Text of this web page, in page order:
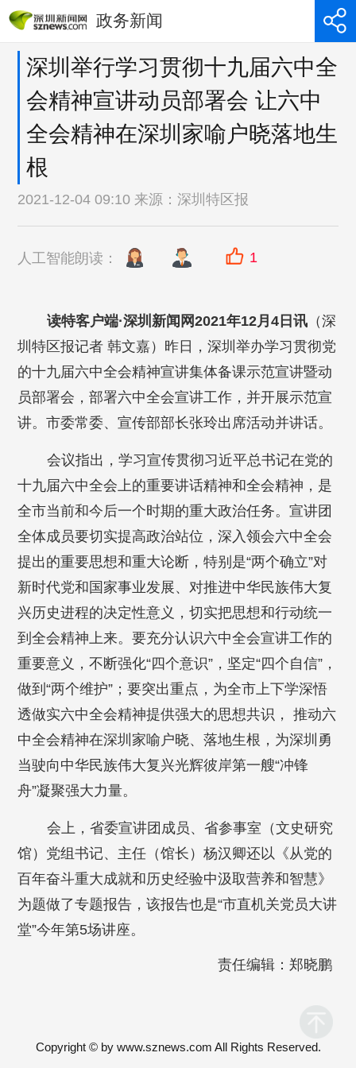
政务新闻
深圳举行学习贯彻十九届六中全
会精神宣讲动员部署会 让六中
全会精神在深圳家喻户晓落地生
根
2021-12-04 09:10 来源：深圳特区报
人工智能朗读： 1
读特客户端·深圳新闻网2021年12月4日讯（深
圳特区报记者 韩文嘉）昨日，深圳举办学习贯彻党
的十九届六中全会精神宣讲集体备课示范宣讲暨动
员部署会，部署六中全会宣讲工作，并开展示范宣
讲。市委常委、宣传部部长张玲出席活动并讲话。
会议指出，学习宣传贯彻习近平总书记在党的
十九届六中全会上的重要讲话精神和全会精神，是
全市当前和今后一个时期的重大政治任务。宣讲团
全体成员要切实提高政治站位，深入领会六中全会
提出的重要思想和重大论断，特别是“两个确立”对
新时代党和国家事业发展、对推进中华民族伟大复
兴历史进程的决定性意义，切实把思想和行动统一
到全会精神上来。要充分认识六中全会宣讲工作的
重要意义，不断强化“四个意识”，坚定“四个自信”，
做到“两个维护”；要突出重点，为全市上下学深悟
透做实六中全会精神提供强大的思想共识， 推动六
中全会精神在深圳家喻户晓、落地生根，为深圳勇
当驶向中华民族伟大复兴光辉彼岸第一艘“冲锋
舟”凝聚强大力量。
会上，省委宣讲团成员、省参事室（文史研究
馆）党组书记、主任（馆长）杨汉卿还以《从党的
百年奋斗重大成就和历史经验中汲取营养和智慧》
为题做了专题报告，该报告也是“市直机关党员大讲
堂”今年第5场讲座。
责任编辑：郑晓鹏
Copyright © by www.sznews.com All Rights Reserved.